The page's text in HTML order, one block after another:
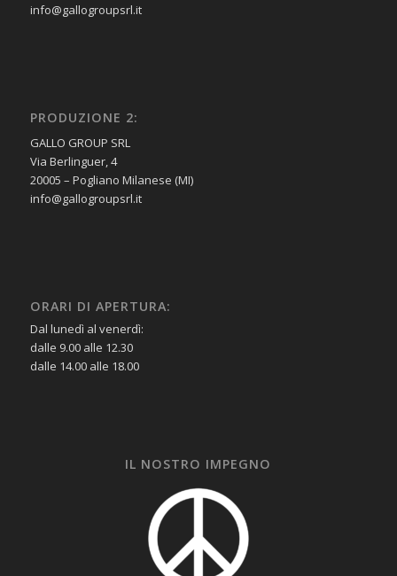
info@gallogroupsrl.it
PRODUZIONE 2:
GALLO GROUP SRL
Via Berlinguer, 4
20005 – Pogliano Milanese (MI)
info@gallogroupsrl.it
ORARI DI APERTURA:
Dal lunedì al venerdì:
dalle 9.00 alle 12.30
dalle 14.00 alle 18.00
IL NOSTRO IMPEGNO